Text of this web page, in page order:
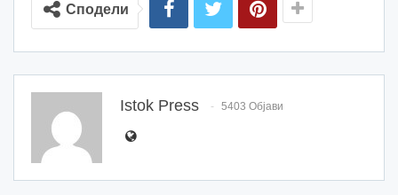
Сподели
Istok Press 5403 Објави